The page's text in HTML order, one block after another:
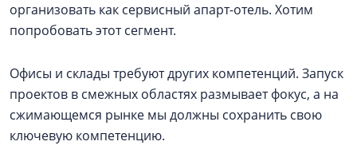
организовать как сервисный апарт-отель. Хотим
попробовать этот сегмент.
Офисы и склады требуют других компетенций. Запуск
проектов в смежных областях размывает фокус, а на
сжимающемся рынке мы должны сохранить свою
ключевую компетенцию.